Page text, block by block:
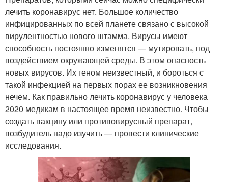
лечить коронавирус нет. Большое количество
инфицированных по всей планете связано с высокой
вирулентностью нового штамма. Вирусы имеют
способность постоянно изменятся — мутировать, под
воздействием окружающей среды. В этом опасность
новых вирусов. Их геном неизвестный, и бороться с
такой инфекцией на первых порах ее возникновения
нечем. Как правильно лечить коронавирус у человека
2020 медикам в настоящее время неизвестно. Чтобы
создать вакцину или противовирусный препарат,
возбудитель надо изучить — провести клинические
исследования.